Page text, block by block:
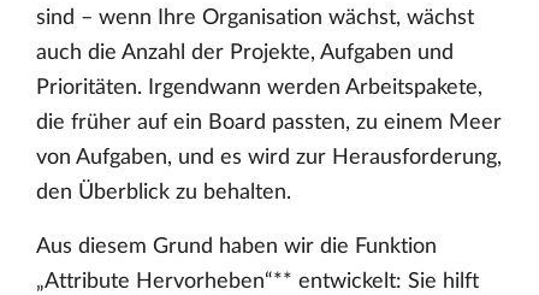
sind – wenn Ihre Organisation wächst, wächst
auch die Anzahl der Projekte, Aufgaben und
Prioritäten. Irgendwann werden Arbeitspakete,
die früher auf ein Board passten, zu einem Meer
von Aufgaben, und es wird zur Herausforderung,
den Überblick zu behalten.
Aus diesem Grund haben wir die Funktion
„Attribute Hervorheben“** entwickelt: Sie hilft